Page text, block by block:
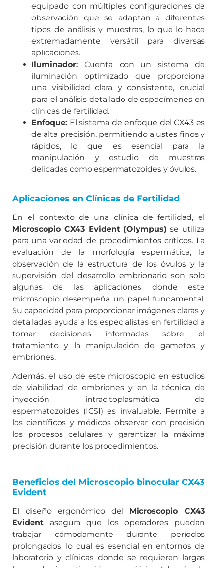
equipado con múltiples configuraciones de
observación que se adaptan a diferentes
tipos de análisis y muestras, lo que lo hace
extremadamente versátil para diversas
aplicaciones.
Iluminador: Cuenta con un sistema de
iluminación optimizado que proporciona
una visibilidad clara y consistente, crucial
para el análisis detallado de especímenes en
clínicas de fertilidad.
Enfoque: El sistema de enfoque del CX43 es
de alta precisión, permitiendo ajustes finos y
rápidos, lo que es esencial para la
manipulación y estudio de muestras
delicadas como espermatozoides y óvulos.
Aplicaciones en Clínicas de Fertilidad
En el contexto de una clínica de fertilidad, el
Microscopio CX43 Evident (Olympus) se utiliza
para una variedad de procedimientos críticos. La
evaluación de la morfología espermática, la
observación de la estructura de los óvulos y la
supervisión del desarrollo embrionario son solo
algunas de las aplicaciones donde este
microscopio desempeña un papel fundamental.
Su capacidad para proporcionar imágenes claras y
detalladas ayuda a los especialistas en fertilidad a
tomar decisiones informadas sobre el
tratamiento y la manipulación de gametos y
embriones.
Además, el uso de este microscopio en estudios
de viabilidad de embriones y en la técnica de
inyección intracitoplasmática de
espermatozoides (ICSI) es invaluable. Permite a
los científicos y médicos observar con precisión
los procesos celulares y garantizar la máxima
precisión durante los procedimientos.
Beneficios del Microscopio binocular CX43
Evident
El diseño ergonómico del Microscopio CX43
Evident asegura que los operadores puedan
trabajar cómodamente durante períodos
prolongados, lo cual es esencial en entornos de
laboratorio y clínicas donde se requieren largas